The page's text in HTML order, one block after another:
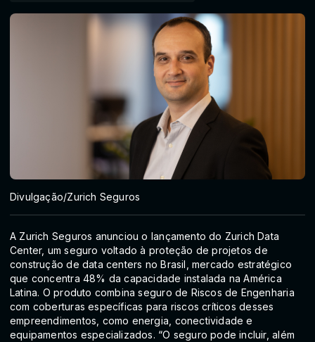
Divulgação/Zurich Seguros
A Zurich Seguros anunciou o lançamento do Zurich Data
Center, um seguro voltado à proteção de projetos de
construção de data centers no Brasil, mercado estratégico
que concentra 48% da capacidade instalada na América
Latina. O produto combina seguro de Riscos de Engenharia
com coberturas específicas para riscos críticos desses
empreendimentos, como energia, conectividade e
equipamentos especializados. “O seguro pode incluir, além